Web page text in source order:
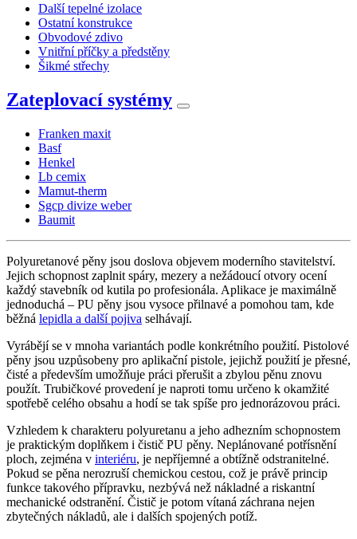
Další tepelné izolace
Ostatní konstrukce
Obvodové zdivo
Vnitřní příčky a předstěny
Šikmé střechy
Zateplovací systémy
Franken maxit
Basf
Henkel
Lb cemix
Mamut-therm
Sgcp divize weber
Baumit
Polyuretanové pěny jsou doslova objevem moderního stavitelství.
Jejich schopnost zaplnit spáry, mezery a nežádoucí otvory ocení
každý stavebník od kutila po profesionála. Aplikace je maximálně
jednoduchá – PU pěny jsou vysoce přilnavé a pomohou tam, kde
běžná lepidla a další pojiva selhávají.
Vyrábějí se v mnoha variantách podle konkrétního použití. Pistolové
pěny jsou uzpůsobeny pro aplikační pistole, jejichž použití je přesné,
čisté a především umožňuje práci přerušit a zbylou pěnu znovu
použít. Trubičkové provedení je naproti tomu určeno k okamžité
spotřebě celého obsahu a hodí se tak spíše pro jednorázovou práci.
Vzhledem k charakteru polyuretanu a jeho adhezním schopnostem
je praktickým doplňkem i čistič PU pěny. Neplánované potřísnění
ploch, zejména v interiéru, je nepříjemné a obtížně odstranitelné.
Pokud se pěna nerozruší chemickou cestou, což je právě princip
funkce takového přípravku, nezbývá než nákladné a riskantní
mechanické odstranění. Čistič je potom vítaná záchrana nejen
zbytečných nákladů, ale i dalších spojených potíž.